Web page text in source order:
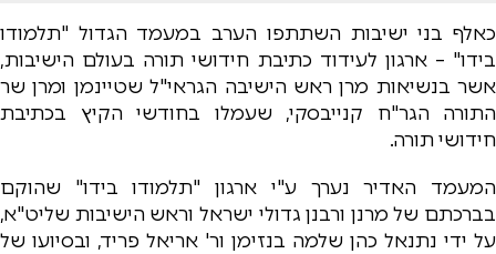
כאלף בני ישיבות השתתפו הערב במעמד הגדול "תלמודו
בידו" – ארגון לעידוד כתיבת חידושי תורה בעולם הישיבות,
אשר בנשיאות מרן ראש הישיבה הגראי"ל שטיינמן ומרן שר
התורה הגר"ח קנייבסקי, שעמלו בחודשי הקיץ בכתיבת
חידושי תורה.
המעמד האדיר נערך ע"י ארגון "תלמודו בידו" שהוקם
בברכתם של מרנן ורבנן גדולי ישראל וראש הישיבות שליט"א,
על ידי נתנאל כהן שלמה בנזימן ור' אריאל פריד, ובסיועו של